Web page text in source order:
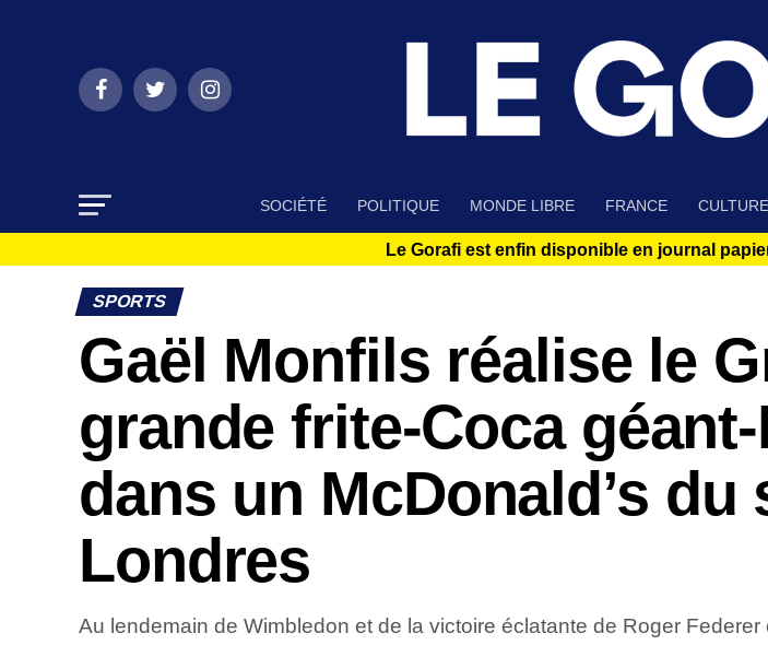
SOCIÉTÉ POLITIQUE MONDE LIBRE FRANCE CULTURE
Le Gorafi est enfin disponible en journal
SPORTS
Gaël Monfils réalise le
grande frite-Coca
dans un McDonald’s du
Londres
Au lendemain de Wimbledon et de la victoire éclatante de Roger